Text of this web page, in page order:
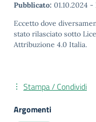
Pubblicato: 01.10.2024 -
Eccetto dove
stato rilasciato sotto
Attribuzione 4.0 Italia.
Stampa / Condividi
Argomenti